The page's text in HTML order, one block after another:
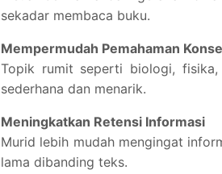
sekadar membaca buku.
Mempermudah Pemahaman
Topik rumit seperti biologi,
sederhana dan menarik.
Meningkatkan Retensi Informasi
Murid lebih mudah mengingat
lama dibanding teks.